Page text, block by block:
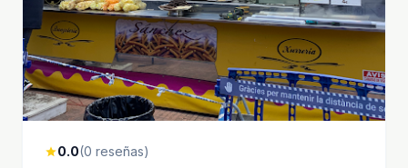
star0.0(0 reseñas)